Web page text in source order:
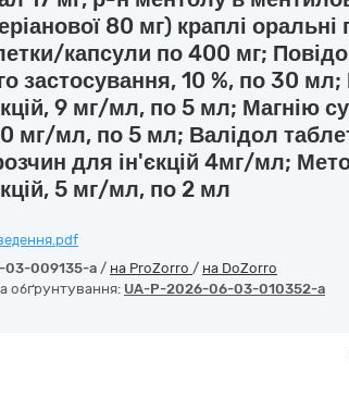
80 мг) краплі
капсули по 400 мг;
застосування, 10 %, по 30
9 мг/мл, по 5 мл; Магнію
мг/мл, по 5 мл; Валідол
для ін'єкцій 4мг/мл;
5 мг/мл, по 2 мл
03-009135-a/ на ProZorro / на DoZorro
обґрунтування: UA-P-2026-06-03-010352-a